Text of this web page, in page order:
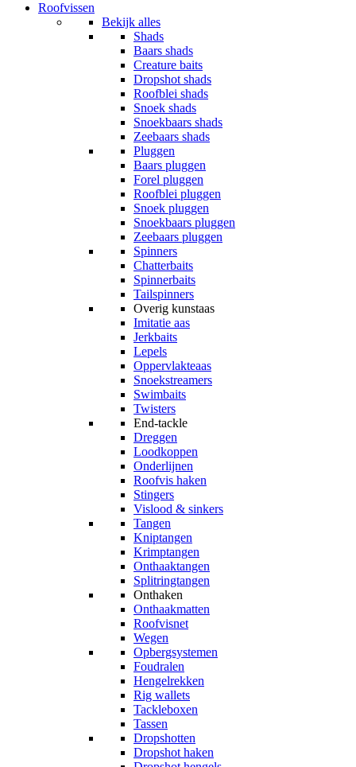
Roofvissen
Bekijk alles
Shads
Baars shads
Creature baits
Dropshot shads
Roofblei shads
Snoek shads
Snoekbaars shads
Zeebaars shads
Pluggen
Baars pluggen
Forel pluggen
Roofblei pluggen
Snoek pluggen
Snoekbaars pluggen
Zeebaars pluggen
Spinners
Chatterbaits
Spinnerbaits
Tailspinners
Overig kunstaas
Imitatie aas
Jerkbaits
Lepels
Oppervlakteaas
Snoekstreamers
Swimbaits
Twisters
End-tackle
Dreggen
Loodkoppen
Onderlijnen
Roofvis haken
Stingers
Vislood & sinkers
Tangen
Kniptangen
Krimptangen
Onthaaktangen
Splitringtangen
Onthaken
Onthaakmatten
Roofvisnet
Wegen
Opbergsystemen
Foudralen
Hengelrekken
Rig wallets
Tackleboxen
Tassen
Dropshotten
Dropshot haken